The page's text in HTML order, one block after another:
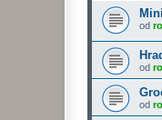
od
od
od